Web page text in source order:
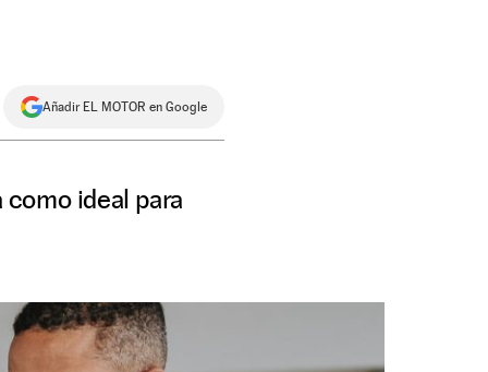
Añadir EL MOTOR en Google
ideal para